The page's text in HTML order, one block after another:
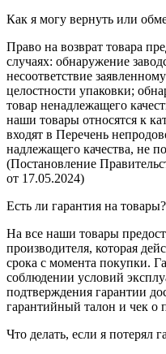
Как я могу вернуть или
Право на возврат товара
случаях: обнаружение
несоответствие
целостности упаковки;
товар ненадлежащего
наши товары относятся к
входят в Перечень
надлежащего качества, не
(Постановление
от 17.05.2024)
Есть ли гарантия на товары?
На все наши товары
производителя, которая
срока с момента покупки.
соблюдении условий
подтверждения гарантии
гарантийный талон и чек о
Что делать, если я потерял